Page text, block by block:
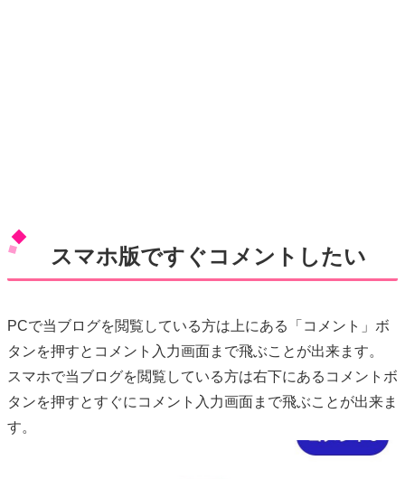
スマホ版ですぐコメントしたい
PCで当ブログを閲覧している方は上にある「コメント」ボ
タンを押すとコメント入力画面まで飛ぶことが出来ます。
スマホで当ブログを閲覧している方は右下にあるコメントボ
タンを押すとすぐにコメント入力画面まで飛ぶことが出来ま
す。